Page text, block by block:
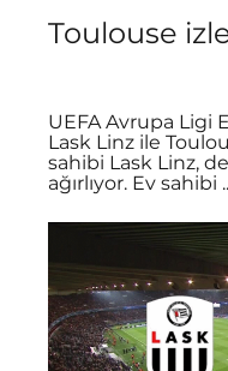
Toulouse
UEFA Avrupa Ligi
Lask Linz ile
sahibi Lask Linz,
ağırlıyor. Ev sahibi